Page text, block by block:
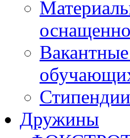
Дружины